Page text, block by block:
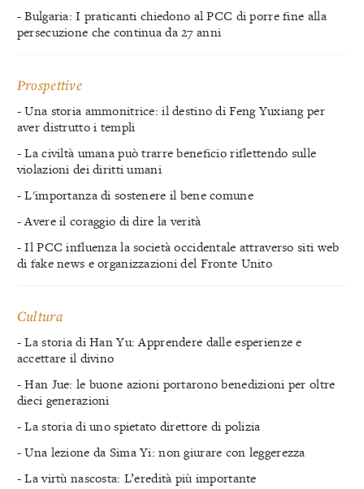
- Bulgaria: I praticanti chiedono al PCC di porre fine alla
persecuzione che continua da 27 anni
Prospettive
- Una storia ammonitrice: il destino di Feng Yuxiang per
aver distrutto i templi
- La civiltà umana può trarre beneficio riflettendo sulle
violazioni dei diritti umani
- L'importanza di sostenere il bene comune
- Avere il coraggio di dire la verità
- Il PCC influenza la società occidentale attraverso siti web
di fake news e organizzazioni del Fronte Unito
Cultura
- La storia di Han Yu: Apprendere dalle esperienze e
accettare il divino
- Han Jue: le buone azioni portarono benedizioni per oltre
dieci generazioni
- La storia di uno spietato direttore di polizia
- Una lezione da Sima Yi: non giurare con leggerezza
- La virtù nascosta: L’eredità più importante